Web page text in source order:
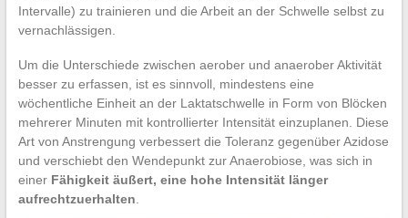
Intervalle) zu trainieren und die Arbeit an der Schwelle selbst zu
vernachlässigen.
Um die Unterschiede zwischen aerober und anaerober Aktivität
besser zu erfassen, ist es sinnvoll, mindestens eine
wöchentliche Einheit an der Laktatschwelle in Form von Blöcken
mehrerer Minuten mit kontrollierter Intensität einzuplanen. Diese
Art von Anstrengung verbessert die Toleranz gegenüber Azidose
und verschiebt den Wendepunkt zur Anaerobiose, was sich in
einer Fähigkeit äußert, eine hohe Intensität länger
aufrechtzuerhalten